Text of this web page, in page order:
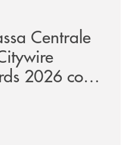
Centrale
2026 come